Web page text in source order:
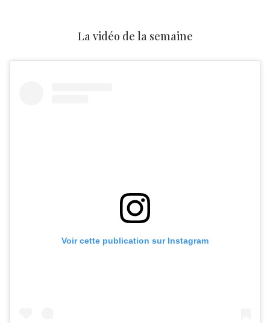
La vidéo de la semaine
Voir cette publication sur Instagram